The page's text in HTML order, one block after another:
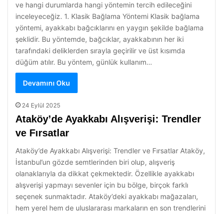
ve hangi durumlarda hangi yöntemin tercih edileceğini
inceleyeceğiz. 1. Klasik Bağlama Yöntemi Klasik bağlama
yöntemi, ayakkabı bağcıklarını en yaygın şekilde bağlama
şeklidir. Bu yöntemde, bağcıklar, ayakkabının her iki
tarafındaki deliklerden sırayla geçirilir ve üst kısımda
düğüm atılır. Bu yöntem, günlük kullanım…
Devamını Oku
24 Eylül 2025
Ataköy’de Ayakkabı Alışverişi: Trendler
ve Fırsatlar
Ataköy’de Ayakkabı Alışverişi: Trendler ve Fırsatlar Ataköy,
İstanbul’un gözde semtlerinden biri olup, alışveriş
olanaklarıyla da dikkat çekmektedir. Özellikle ayakkabı
alışverişi yapmayı sevenler için bu bölge, birçok farklı
seçenek sunmaktadır. Ataköy’deki ayakkabı mağazaları,
hem yerel hem de uluslararası markaların en son trendlerini